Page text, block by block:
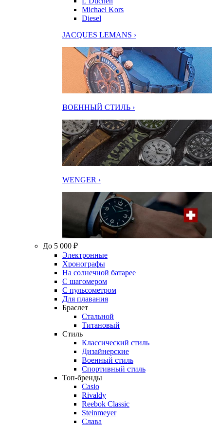
Michael Kors
Diesel
JACQUES LEMANS ›
ВОЕННЫЙ СТИЛЬ ›
WENGER ›
До 5 000 ₽
Электронные
Хронографы
На солнечной батарее
С шагомером
С пульсометром
Для плавания
Браслет
Стальной
Титановый
Стиль
Классический стиль
Дизайнерские
Военный стиль
Спортивный стиль
Топ-бренды
Casio
Rivaldy
Reebok Classic
Steinmeyer
Слава